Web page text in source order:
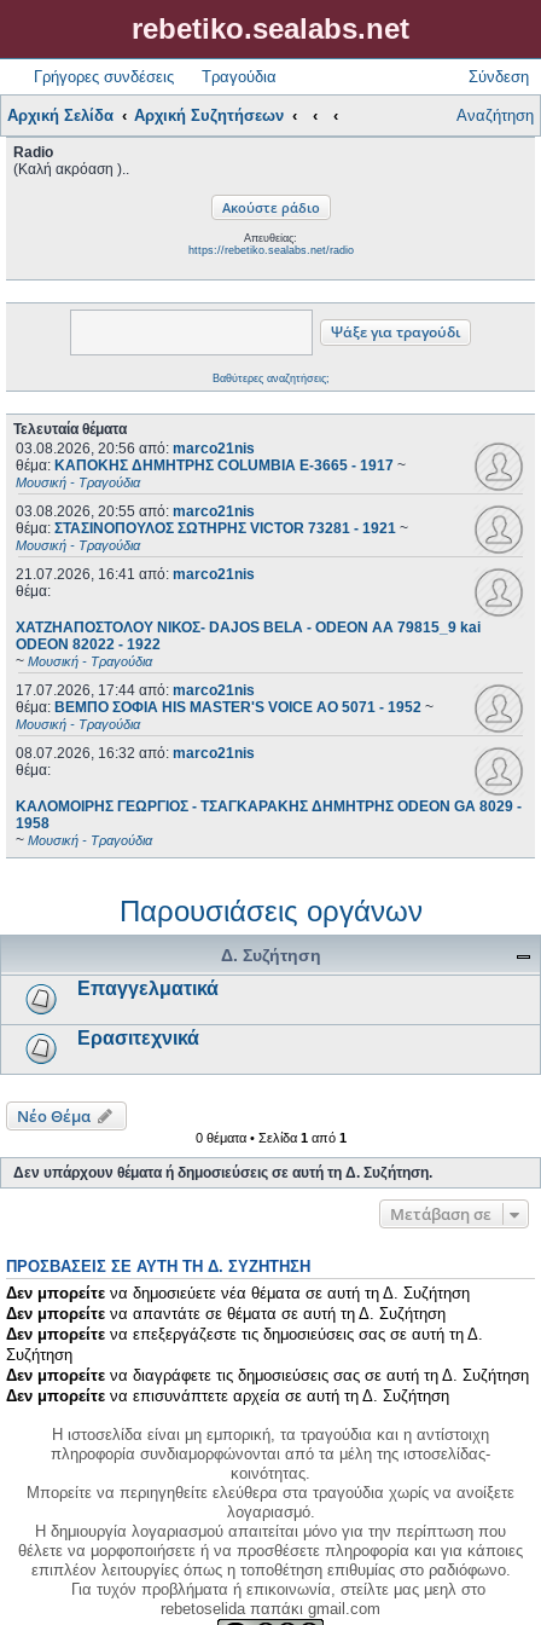
rebetiko.sealabs.net
Γρήγορες συνδέσεις Τραγούδια Σύνδεση
Αρχική Σελίδα Αρχική Συζητήσεων Αναζήτηση
Radio
(Καλή ακρόαση )..
Απευθείας:
https://rebetiko.sealabs.net/radio
Βαθύτερες αναζητήσεις;
Τελευταία θέματα
03.08.2026, 20:56 από: marco21nis
θέμα: ΚΑΠΟΚΗΣ ΔΗΜΗΤΡΗΣ COLUMBIA E-3665 - 1917 ~
Μουσική - Τραγούδια
03.08.2026, 20:55 από: marco21nis
θέμα: ΣΤΑΣΙΝΟΠΟΥΛΟΣ ΣΩΤΗΡΗΣ VICTOR 73281 - 1921 ~
Μουσική - Τραγούδια
21.07.2026, 16:41 από: marco21nis
θέμα:
ΧΑΤΖΗΑΠΟΣΤΟΛΟΥ ΝΙΚΟΣ- DAJOS BELA - ODEON AA 79815_9 kai
ODEON 82022 - 1922
~ Μουσική - Τραγούδια
17.07.2026, 17:44 από: marco21nis
θέμα: ΒΕΜΠΟ ΣΟΦΙΑ HIS MASTER'S VOICE AO 5071 - 1952 ~
Μουσική - Τραγούδια
08.07.2026, 16:32 από: marco21nis
θέμα:
ΚΑΛΟΜΟΙΡΗΣ ΓΕΩΡΓΙΟΣ - ΤΣΑΓΚΑΡΑΚΗΣ ΔΗΜΗΤΡΗΣ ODEON GA 8029 -
1958
~ Μουσική - Τραγούδια
Παρουσιάσεις οργάνων
Δ. Συζήτηση
Επαγγελματικά
Ερασιτεχνικά
Νέο Θέμα
0 θέματα • Σελίδα 1από 1
Δεν υπάρχουν θέματα ή δημοσιεύσεις σε αυτή τη Δ. Συζήτηση.
Μετάβαση σε
ΠΡΟΣΒΆΣΕΙΣ ΣΕ ΑΥΤΉ ΤΗ Δ. ΣΥΖΉΤΗΣΗ
Δεν μπορείτε να δημοσιεύετε νέα θέματα σε αυτή τη Δ. Συζήτηση
Δεν μπορείτε να απαντάτε σε θέματα σε αυτή τη Δ. Συζήτηση
Δεν μπορείτε να επεξεργάζεστε τις δημοσιεύσεις σας σε αυτή τη Δ.
Συζήτηση
Δεν μπορείτε να διαγράφετε τις δημοσιεύσεις σας σε αυτή τη Δ. Συζήτηση
Δεν μπορείτε να επισυνάπτετε αρχεία σε αυτή τη Δ. Συζήτηση
Η ιστοσελίδα είναι μη εμπορική, τα τραγούδια και η αντίστοιχη
πληροφορία συνδιαμορφώνονται από τα μέλη της ιστοσελίδας-
κοινότητας.
Μπορείτε να περιηγηθείτε ελεύθερα στα τραγούδια χωρίς να ανοίξετε
λογαριασμό.
Η δημιουργία λογαριασμού απαιτείται μόνο για την περίπτωση που
θέλετε να μορφοποιήσετε ή να προσθέσετε πληροφορία και για κάποιες
επιπλέον λειτουργίες όπως η τοποθέτηση επιθυμίας στο ραδιόφωνο.
Για τυχόν προβλήματα ή επικοινωνία, στείλτε μας μεηλ στο
rebetoselida παπάκι gmail.com